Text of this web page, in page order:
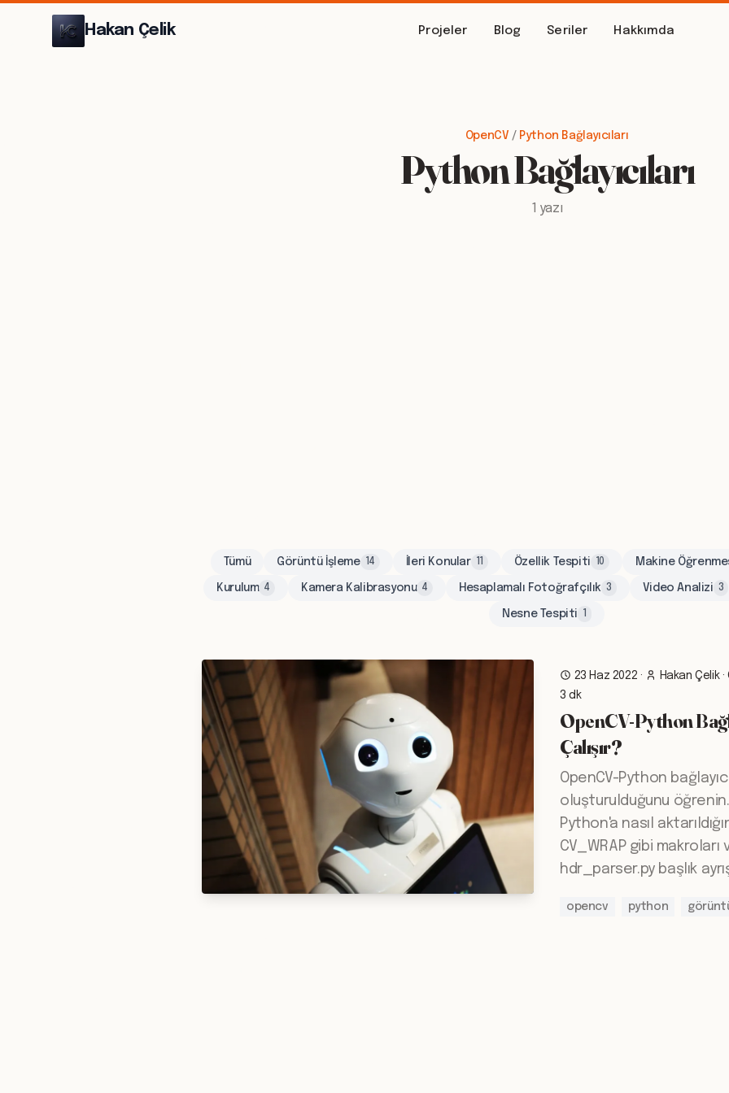
Hakan Çelik Projeler Blog Seriler Hakkımda
OpenCV / Python Bağlayıcıları
Python Bağlayıcıları
1 yazı
Tümü Görüntü İşleme 14 İleri Konular Özellik Tespiti 10 Makine
Kurulum 4 Kamera Kalibrasyonu 4 Hesaplamalı Fotoğrafçılık 3 Video Analizi 3
Nesne Tespiti
23 Haz 2022 · Hakan Çelik·
3 dk
OpenCV-Python
Çalışır?
OpenCV-Python
oluşturulduğunu
Python'a nasıl
CV_WRAP gibi
hdr_parser.py başlık
opencv python